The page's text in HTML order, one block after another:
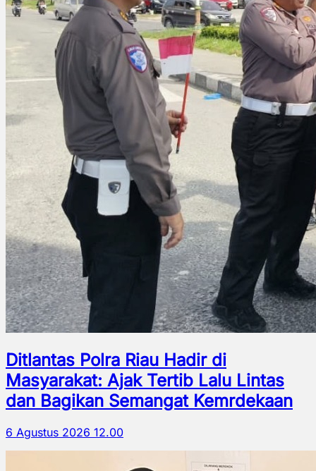
Ditlantas Polra Riau Hadir di
Masyarakat: Ajak Tertib Lalu Lintas
dan Bagikan Semangat Kemrdekaan
6 Agustus 2026 12.00